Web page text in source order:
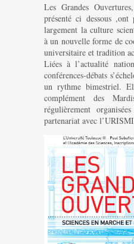
Les Grandes
présenté ci dessous
largement la culture
à un nouvelle forme de
universitaire et tradition
Liées à l’actualité
conférences-débats
un rythme bimestriel.
complément des
régulièrement
partenariat avec